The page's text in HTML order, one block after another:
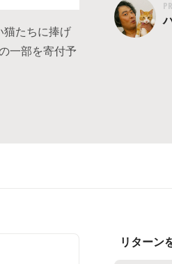
猫たちに捧げ
一部を寄付予
リターン